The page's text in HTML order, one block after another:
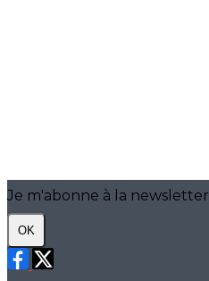
Je m'abonne à la newsletter
OK